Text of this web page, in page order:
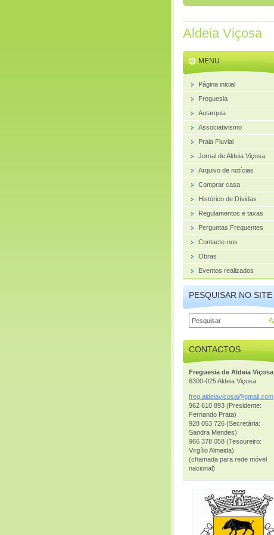
Aldeia Viçosa
MENU
Página inicial
Freguesia
Autarquia
Associativismo
Praia Fluvial
Jornal de Aldeia Viçosa
Arquivo de notícias
Comprar casa
Histórico de Dívidas
Regulamentos e taxas
Perguntas Frequentes
Contacte-nos
Obras
Eventos realizados
PESQUISAR NO SITE
CONTACTOS
Freguesia de Aldeia Viçosa
6300-025 Aldeia Viçosa
freg.aldeiavicosa@gmail. com
962 610 893 (Presidente:
Fernando Prata)
928 053 726 (Secretária:
Sandra Mendes)
966 378 058 (Tesoureiro:
Virgílio Almeida)
(chamada para rede móvel
nacional)